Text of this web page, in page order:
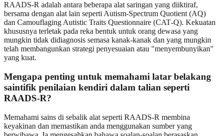
RAADS‑R adalah antara beberapa alat saringan yang diiktiraf,
bersama dengan alat lain seperti Autism‑Spectrum Quotient (AQ)
dan Camouflaging Autistic Traits Questionnaire (CAT‑Q). Kekuatan
khususnya terletak pada reka bentuk untuk orang dewasa yang
mungkin tidak didiagnosis semasa kanak‑kanak dan yang mungkin
telah membangunkan strategi penyesuaian atau "menyembunyikan"
yang kuat.
Mengapa penting untuk memahami latar belakang
saintifik penilaian kendiri dalam talian seperti
RAADS‑R?
Memahami sains di sebalik alat seperti RAADS‑R membina
keyakinan dan memastikan anda menggunakan sumber yang